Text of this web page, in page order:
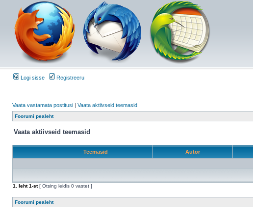
Logi sisse Registreeru
Vaata vastamata postitusi | Vaata aktiivseid teemasid
Foorumi pealeht
Vaata aktiivseid teemasid
Teemasid Autor
1
. leht1-st[ Otsing leidis 0 vastet ]
Foorumi pealeht